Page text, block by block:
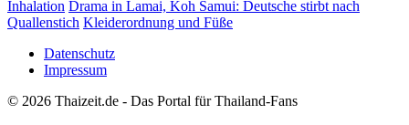
Inhalation Drama in Lamai, Koh Samui: Deutsche stirbt nach
Quallenstich Kleiderordnung und Füße
Datenschutz
Impressum
© 2026 Thaizeit.de - Das Portal für Thailand-Fans